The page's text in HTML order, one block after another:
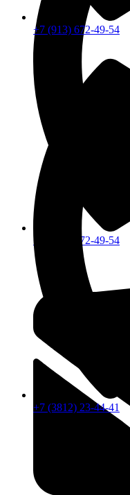
+7 (913) 672-49-54
+7 (913) 672-49-54
+7 (3812) 23-44-41